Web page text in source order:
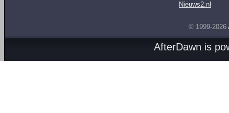
Nieuws2.nl
© 1999-2026
AfterDawn is